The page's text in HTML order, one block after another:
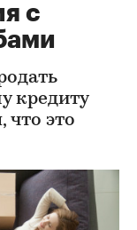
с
кредиту
что это